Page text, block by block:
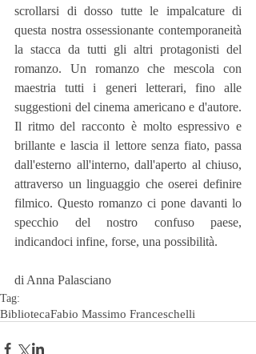
scrollarsi di dosso tutte le impalcature di
questa nostra ossessionante contemporaneità
la stacca da tutti gli altri protagonisti del
romanzo. Un romanzo che mescola con
maestria tutti i generi letterari, fino alle
suggestioni del cinema americano e d'autore.
Il ritmo del racconto è molto espressivo e
brillante e lascia il lettore senza fiato, passa
dall'esterno all'interno, dall'aperto al chiuso,
attraverso un linguaggio che oserei definire
filmico. Questo romanzo ci pone davanti lo
specchio del nostro confuso paese,
indicandoci infine, forse, una possibilità.
di Anna Palasciano
Tag:
BibliotecaFabio Massimo Franceschelli